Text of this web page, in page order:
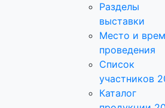
Разделы
выставки
Место и
проведения
Список
участников
Каталог